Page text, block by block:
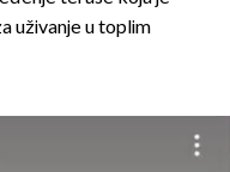
uživanje u toplim